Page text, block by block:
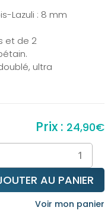
Lazuli : 8 mm
et de 2
ultra
24,90€
AU PANIER
Voir mon panier